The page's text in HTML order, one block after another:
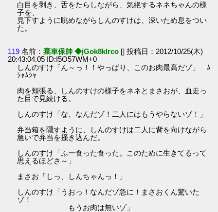
白目を剥き、舌をたらしながら、気絶するネネちゃんの様
子を、
見下すように眺めながらしんのすけは、深いため息をつい
た。
119 名前：棄車保帥 ◆jGok8klrco [] 投稿日：2012/10/25(木)
20:43:04.05 ID:I5O57WM+0
しんのすけ「ん～っ！！やっぱり、このお肉最高だゾ」 ﾑ
ｼｬﾑｼｬ
肉を頬張る、しんのすけの様子をネネとまさおが、血走っ
た目で見続ける。
しんのすけ「な、なんだゾ！二人にはもうやらないゾ！」
弁当箱を隠すように、しんのすけは二人に背を向けながら
急いで弁当を掻き込んだ。
しんのすけ「ふー食った食った。このために生きてるって
思えるほどさ～」
まさお「しっ、しんちゃんっ！」
しんのすけ「うおっ！なんだゾ急に！まさおくん驚いた
ゾ！
もうお肉は無いゾ」